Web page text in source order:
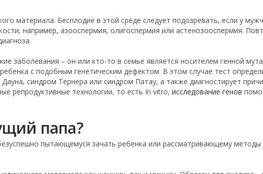
материала. Бесплодие в этой среде следует подозревать, если у
например, азооспермия, олигоспермия или астенозооспермия.
заболевания – он или кто-то в семье является носителем генной
с подобным генетическим дефектом. В этом случае тест
синдром Тернера или синдром Патау, а также диагностирует
репродуктивные технологии, то есть In vitro, исследование генов
папа?
пытающемуся зачать ребенка или рассматривающему методы